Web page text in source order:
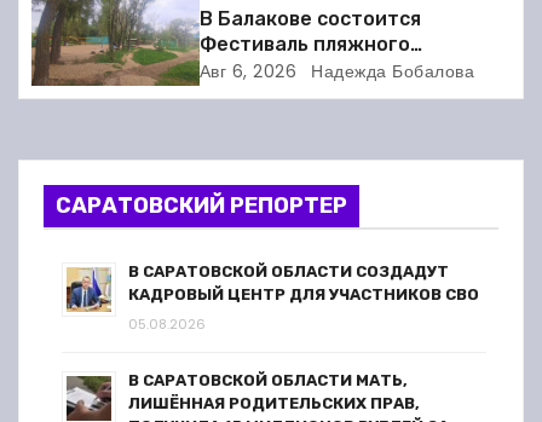
я
п
о
нарушений
В Балакове состоится
Фестиваль пляжного
волейбола
Авг 6, 2026 Надежда Бобалова
САРАТОВСКИЙ РЕПОРТЕР
В САРАТОВСКОЙ ОБЛАСТИ СОЗДАДУТ
КАДРОВЫЙ ЦЕНТР ДЛЯ УЧАСТНИКОВ СВО
05.08.2026
В САРАТОВСКОЙ ОБЛАСТИ МАТЬ,
ЛИШЁННАЯ РОДИТЕЛЬСКИХ ПРАВ,